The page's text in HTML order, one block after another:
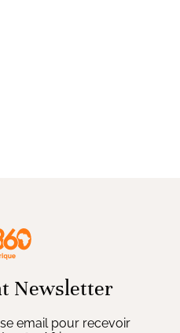
Newsletter
email pour recevoir